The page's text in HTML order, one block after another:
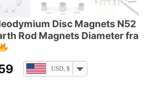
Disc Magnets N52
Rod Magnets Diameter fra
Prisklasse:
$4.99
USD, $